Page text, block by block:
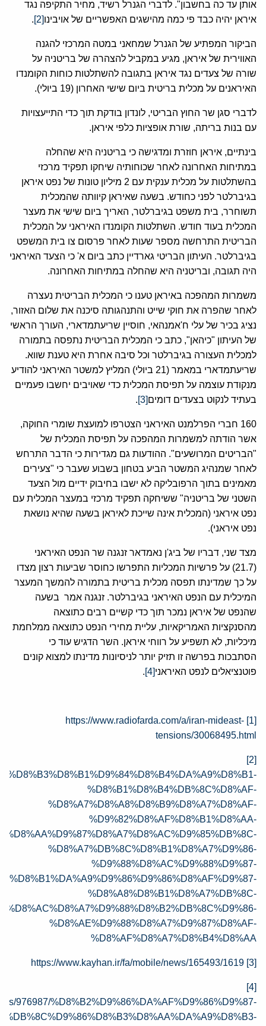
אותן עד כה בחשבון". לדברי הגנרל רשיד, מחיר התקיפה נגד
איראן יהיה כבד פי כמה מהישגים האפשריים של אויבינו[2]
.
הביקור המפתיע של הגנרל שמחאני במטה המרכזי להגנה
האווירית של איראן, מגיע במקביל להצהרה של בריטניה על
שורה של צעדים נגד איראן בתגובה להשתלטות כוחות הקומנדו
האיראנים על מכלית בריטית ביום שישי האחרון (19 ביולי).
לדברי סגן שר החוץ הבריטי, לונדון בודקת תוך כדי התייעצויות
עם בנות בריתה, שורת אופציות כלפי איראן.
בינתיים, איראן חוזרת ומדגישה כי בריטניה היא שהחלה
במתיחות האחרונה לאחר שכוחותיה שיחקו תפקיד מרכזי
בהשתלטות על מכלית ענקית עם 2 מיליון טונות של נפט איראן
בגיברלטר לפני כחודש. בשעה שאיראן קיוותה שהמכלית
תשוחרר, בית משפט בגיברלטר, האריך ביום שישי את מעצר
המכלית בעוד חודש. השתלטות הקומנדו האיראני על המכלית
הבריטית התרחשה מספר שעות לאחר פרסום צו בית המשפט
בגיברלטר. העיתון הבריטי גארדיין כתב ביום א' כי הצעד האיראני
היה תגובה, ובריטניה היא שהחלה במתיחות האחרונה.
משמרות המהפכה באיראן טענו כי המכלית הבריטית נעצרה
לאחר שהפרה את חוקי שייט והתנהגותה סיכנה את שלום האזור,
נציג בכיר של עלי ח'אמנהאי, חוסיין שריעתמדארי, העורך הראשי
של העיתון "כיהאן", כתב כי המכלית הבריטית נתפסה בתמורה
למכלית העצורה בגיברלטר וכל סיבה אחרת היא טענת שווא.
שריעתמדארי במאמר (21 ביולי) המליץ למשטר האיראני להודיע
מנקודת עוצמה על תפיסת המכלית כדי שאויבים יחשבו פעמיים
בעתיד לנקוט בצעדים דומים[3]
.
160 חברי הפרלמנט האיראני הצטרפו למועצת שומרי החוקה,
אשר הודתה למשמרות המהפכה על תפיסת המכלית של
"הבריטים המרושעים". ההודעות גם מגדירות כי הדבר התרחש
לאחר שמנהיג המשטר הביע בטחון בשבוע שעבר כי "צעירים
מאמינים בתוך הרפובליקה לא ישבו בחיבוק ידיים מול הצעד
השטני של בריטניה" ששיחקה תפקיד מרכזי במעצר המכלית עם
נפט איראני (המכלית אינה שייכת לאיראן בשעה שהיא נושאת
נפט איראני).
מצד שני, דבריו של ביג'ן נאמדאר זנגנה שר הנפט האיראני
(21.7) על פרשיות המכליות התפרשו כחוסר שביעות רצון מצדו
על כך שמדינתו תפסה מכלית בריטית בתמורה להמשך המעצר
המיכלית עם הנפט האיראני בגיברלטר. זנגנה אמר בשעה
שהנפט של איראן נמכר תוך כדי קשיים רבים כתוצאה
מהסנקציות האמריקאיות, עליית מחירי הנפט כתוצאה ממלחמת
מיכליות, לא תשפיע על רווחי איראן. השר הדגיש עוד כי
הסתבכות בפרשה זו תזיק יותר לניסיונות מדינתו למצוא קונים
פוטנציאלים לנפט האיראני[4]
.
[1]
https://www.radiofarda.com/a/iran-mideast-
tensions/30068495.html
[2]
%D8%B3%D8%B1%D9%84%D8%B4%DA%A9%D8%B1-
%D8%B1%D8%B4%DB%8C%D8%AF-
%D8%A7%D8%A8%D8%B9%D8%A7%D8%AF-
%D9%82%D8%AF%D8%B1%D8%AA-
%D8%AA%D9%87%D8%A7%D8%AC%D9%85%DB%8C-
%D8%A7%DB%8C%D8%B1%D8%A7%D9%86-
%D9%88%D8%AC%D9%88%D9%87-
%D8%A8%D8%B1%D8%A7%DB%8C-
%D8%AE%D9%88%D8%A7%D9%87%D8%AF-
%D8%AF%D8%A7%D8%B4%D8%AA
[3]
https://www.kayhan.ir/fa/mobile/news/165493/1619
[4]
976987/%D8%B2%D9%86%DA%AF%D9%86%D9%87-